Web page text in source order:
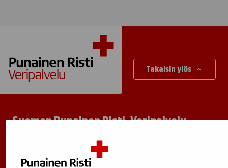
Takaisin ylös
Suomen Punainen Risti, Veripalvelu
Maksuton verenluovuttajien info:
(ma–pe 8–17)